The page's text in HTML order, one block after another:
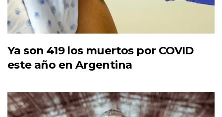
Ya son 419 los muertos por COVID
este año en Argentina